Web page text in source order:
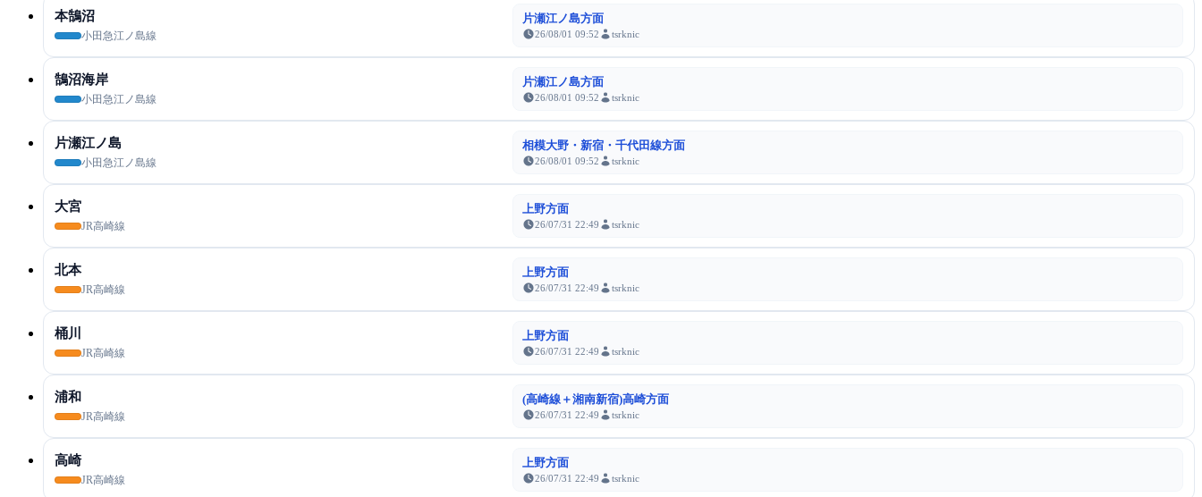
本鵠沼
小田急江ノ島線
片瀬江ノ島方面
26/08/01 09:52 tsrknic
鵠沼海岸
小田急江ノ島線
片瀬江ノ島方面
26/08/01 09:52 tsrknic
片瀬江ノ島
小田急江ノ島線
相模大野・新宿・千代田線方面
26/08/01 09:52 tsrknic
大宮
JR高崎線
上野方面
26/07/31 22:49 tsrknic
北本
JR高崎線
上野方面
26/07/31 22:49 tsrknic
桶川
JR高崎線
上野方面
26/07/31 22:49 tsrknic
浦和
JR高崎線
(高崎線＋湘南新宿)高崎方面
26/07/31 22:49 tsrknic
高崎
JR高崎線
上野方面
26/07/31 22:49 tsrknic